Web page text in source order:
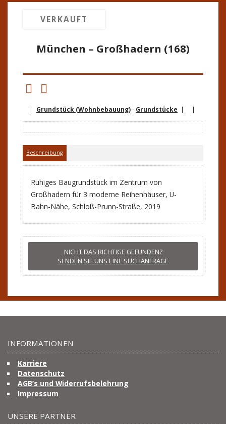
VERKAUFT
München – Großhadern (168)
Grundstück (Wohnbebauung)- Grundstücke
Beschreibung
Ruhiges Baugrundstück im Zentrum von
Großhadern für 3 moderne Reihenhäuser, U-
Bahn-Nähe, Schloß-Prunn-Straße, 2019
NICHT DAS RICHTIGE GEFUNDEN?
SENDEN SIE UNS EINE SUCHANFRAGE
INFORMATIONEN
Karriere
Datenschutz
AGB’s und Widerrufsbelehrung
Impressum
UNSERE PARTNER